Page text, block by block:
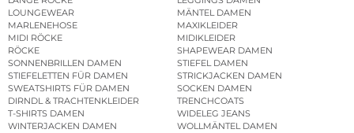
LOUNGEWEAR
MÄNTEL DAMEN
MARLENEHOSE
MAXIKLEIDER
MIDI RÖCKE
MIDIKLEIDER
RÖCKE
SHAPEWEAR DAMEN
SONNENBRILLEN DAMEN
STIEFEL DAMEN
STIEFELETTEN FÜR DAMEN
STRICKJACKEN DAMEN
SWEATSHIRTS FÜR DAMEN
SOCKEN DAMEN
DIRNDL & TRACHTENKLEIDER
TRENCHCOATS
T-SHIRTS DAMEN
WIDELEG JEANS
WINTERJACKEN DAMEN
WOLLMÄNTEL DAMEN